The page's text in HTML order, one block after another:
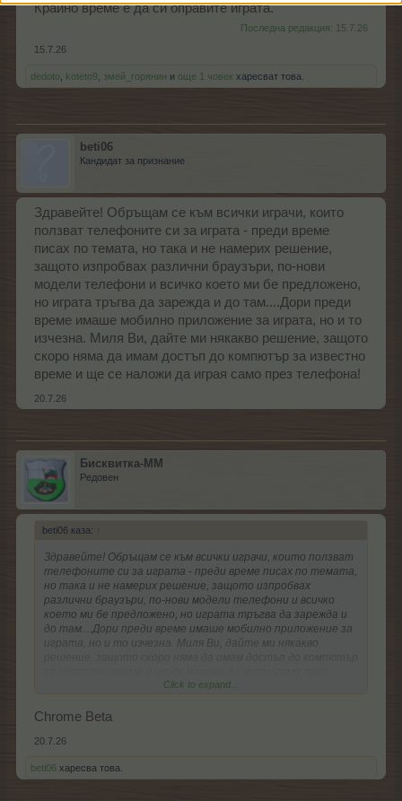
Крайно време е да си оправите играта.
Последна редакция: 15.7.26
15.7.26
dedoto koteto9 змей_горянин и още 1 човек харесват това.
beti06
Кандидат за признание
Здравейте! Обръщам се към всички играчи, които
ползват телефоните си за играта - преди време
писах по темата, но така и не намерих решение,
защото изпробвах различни браузъри, по-нови
модели телефони и всичко което ми бе предложено,
но играта тръгва да зарежда и до там....Дори преди
време имаше мобилно приложение за играта, но и то
изчезна. Миля Ви, дайте ми някакво решение, защото
скоро няма да имам достъп до компютър за известно
време и ще се наложи да играя само през телефона!
20.7.26
Бисквитка-ММ
Редовен
beti06 каза: ↑
Здравейте! Обръщам се към всички играчи, които ползват
телефоните си за играта - преди време писах по темата,
но така и не намерих решение, защото изпробвах
различни браузъри, по-нови модели телефони и всичко
което ми бе предложено, но играта тръгва да зарежда и
до там....Дори преди време имаше мобилно приложение за
играта, но и то изчезна. Миля Ви, дайте ми някакво
Click to expand...
Chrome Beta
20.7.26
beti06 харесва това.